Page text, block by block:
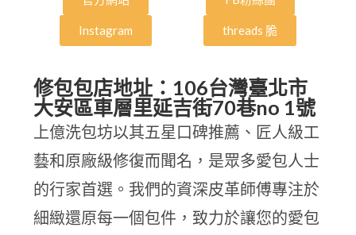
Instagram threads 脆
修包包店地址：106台灣臺北市
大安區車層里延吉街70巷no 1號
上億洗包坊以其五星口碑推薦、匠人級工
藝和原廠級修復而聞名，是眾多愛包人士
的行家首選。我們的資深皮革師傅專注於
細緻還原每一個包件，致力於讓您的愛包